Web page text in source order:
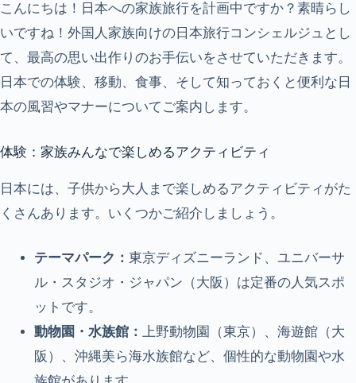
こんにちは！日本への家族旅行を計画中ですか？素晴らし
いですね！外国人家族向けの日本旅行コンシェルジュとし
て、最高の思い出作りのお手伝いをさせていただきます。
日本での体験、移動、食事、そして知っておくと便利な日
本の風習やマナーについてご案内します。
体験：家族みんなで楽しめるアクティビティ
日本には、子供から大人まで楽しめるアクティビティがた
くさんあります。いくつかご紹介しましょう。
テーマパーク： 東京ディズニーランド、ユニバーサ
ル・スタジオ・ジャパン（大阪）は定番の人気スポ
ットです。
動物園・水族館： 上野動物園（東京）、海遊館（大
阪）、沖縄美ら海水族館など、個性的な動物園や水